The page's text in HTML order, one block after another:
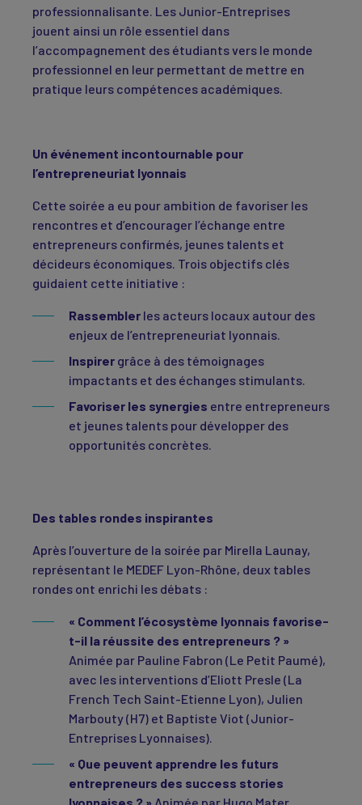
professionnalisante. Les Junior-Entreprises
jouent ainsi un rôle essentiel dans
l’accompagnement des étudiants vers le monde
professionnel en leur permettant de mettre en
pratique leurs compétences académiques.
Un événement incontournable pour
l’entrepreneuriat lyonnais
Cette soirée a eu pour ambition de favoriser les
rencontres et d’encourager l’échange entre
entrepreneurs confirmés, jeunes talents et
décideurs économiques. Trois objectifs clés
guidaient cette initiative :
Rassembler les acteurs locaux autour des
enjeux de l’entrepreneuriat lyonnais.
Inspirer grâce à des témoignages
impactants et des échanges stimulants.
Favoriser les synergies entre entrepreneurs
et jeunes talents pour développer des
opportunités concrètes.
Des tables rondes inspirantes
Après l’ouverture de la soirée par Mirella Launay,
représentant le MEDEF Lyon-Rhône, deux tables
rondes ont enrichi les débats :
« Comment l’écosystème lyonnais favorise-
t-il la réussite des entrepreneurs ? »
Animée par Pauline Fabron (Le Petit Paumé),
avec les interventions d’Eliott Presle (La
French Tech Saint-Etienne Lyon), Julien
Marbouty (H7) et Baptiste Viot (Junior-
Entreprises Lyonnaises).
« Que peuvent apprendre les futurs
entrepreneurs des success stories